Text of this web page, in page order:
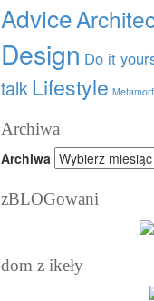
Advice
Design Do it
talkLifestyle
Archiwa
Archiwa
zBLOGowani
dom z ikeły